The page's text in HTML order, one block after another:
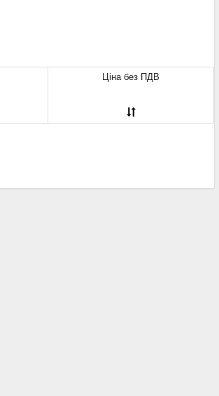
Ціна без ПДВ